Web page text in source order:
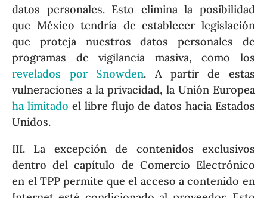
datos personales. Esto elimina la posibilidad
que México tendría de establecer legislación
que proteja nuestros datos personales de
programas de vigilancia masiva, como los
revelados por Snowden. A partir de estas
vulneraciones a la privacidad, la Unión Europea
ha limitado el libre flujo de datos hacia Estados
Unidos.
III. La excepción de contenidos exclusivos
dentro del capítulo de Comercio Electrónico
en el TPP permite que el acceso a contenido en